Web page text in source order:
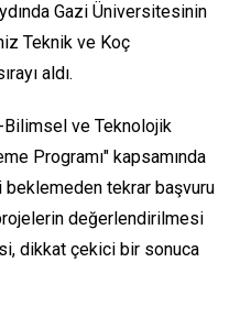
Gazi Üniversitesinin
Teknik ve Koç
aldı.
Bilimsel ve Teknolojik
Programı" kapsamında
tekrar başvuru
değerlendirilmesi
dikkat çekici bir sonuca